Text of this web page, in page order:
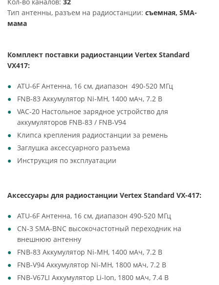
Тип антенны, разъем на радиостанции: съемная, SMA-
мама
Комплект поставки радиостанции Vertex Standard
VX417:
ATU-6F Антенна, 16 см, диапазон 490-520 МГц
FNB-83 Аккумулятор Ni-MH, 1400 мАч, 7.2 В
VAC-20 Настольное зарядное устройство для
аккумуляторов FNB-83 / FNB-V94
Клипса крепления радиостанции за ремень
Заглушка аксессуарного разъема
Инструкция по эксплуатации
Аксессуары для радиостанции Vertex Standard VX-417:
ATU-6F Антенна, 16 см, диапазон 490-520 МГц
CN-3 SMA-BNC высокочастотный переходник на
внешнюю антенну
FNB-83 Аккумулятор Ni-MH, 1400 мАч, 7.2 В
FNB-V94 Аккумулятор Ni-MH, 1800 мАч, 7.2 В
FNB-V67LI Аккумулятор Li-Ion, 1800 мАч, 7.4 В